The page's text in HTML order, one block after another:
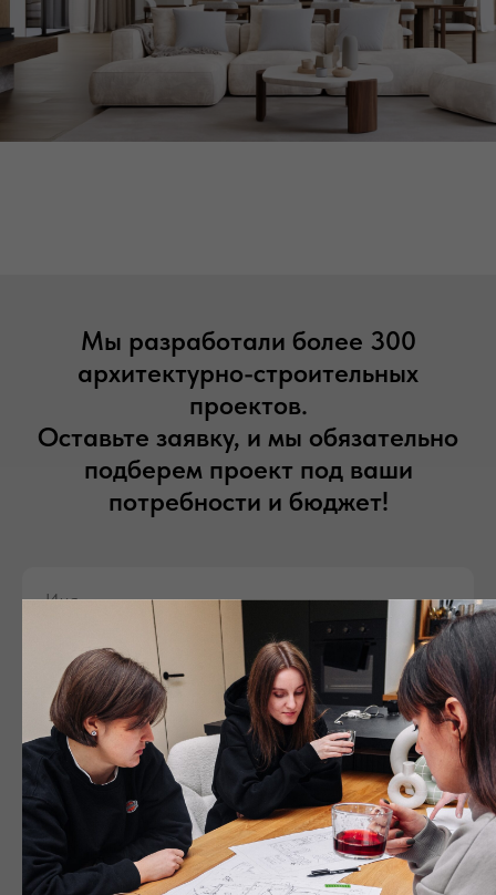
Мы разработали более 300
архитектурно-строительных
проектов.
Оставьте заявку, и мы обязательно
подберем проект под ваши
потребности и бюджет!
Оставить заявку!